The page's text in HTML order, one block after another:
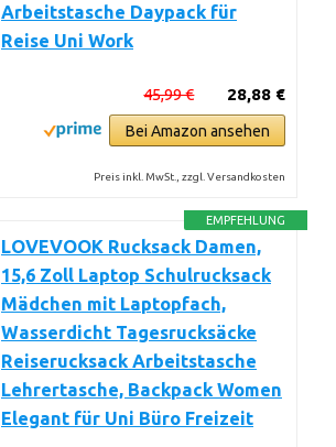
Arbeitstasche Daypack für
Reise Uni Work
28,88 €
45,99 €
Bei Amazon ansehen
Preis inkl. MwSt., zzgl. Versandkosten
EMPFEHLUNG
LOVEVOOK Rucksack Damen,
15,6 Zoll Laptop Schulrucksack
Mädchen mit Laptopfach,
Wasserdicht Tagesrucksäcke
Reiserucksack Arbeitstasche
Lehrertasche, Backpack Women
Elegant für Uni Büro Freizeit